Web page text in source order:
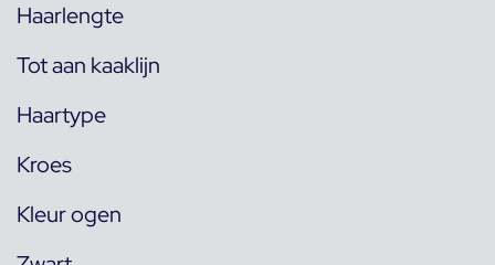
Haarlengte
Tot aan kaaklijn
Haartype
Kroes
Kleur ogen